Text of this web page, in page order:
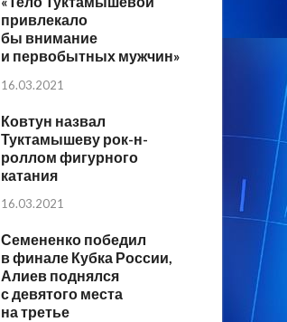
привлекало
бы внимание
и первобытных мужчин»
16.03.2021
Ковтун назвал
Туктамышеву рок-н-
роллом фигурного
катания
16.03.2021
Семененко победил
в финале Кубка России,
Алиев поднялся
с девятого места
на третье